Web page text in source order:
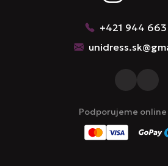
+421 944
Podporujeme